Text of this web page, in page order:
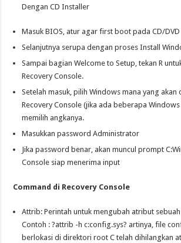
Dengan CD Installer
Masuk BIOS, atur agar first boot pada CD/DVD
Selanjutnya serupa dengan proses Install
Sampai bagian Welcome to Setup, tekan R
Recovery Console.
Setelah masuk, pilih Windows mana yang akan
Recovery Console (jika ada beberapa
memilih angkanya.
Masukkan password Administrator
Jika password benar, akan muncul prompt
Console siap menerima input
Command di Recovery Console
Attrib: Perintah untuk mengubah atribut
Contoh : ?attrib -h c:config.sys? artinya, file
berlokasi di direktori root C telah dihilangkan